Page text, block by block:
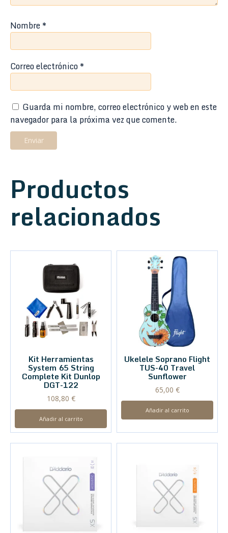
Nombre*
Correo electrónico*
Guarda mi nombre, correo electrónico y web en este
navegador para la próxima vez que comente.
Productos
relacionados
Kit Herramientas
System 65 String
Complete Kit Dunlop
DGT-122
108,80 €
Añadir al carrito
Ukelele Soprano Flight
TUS-40 Travel
Sunflower
65,00 €
Añadir al carrito